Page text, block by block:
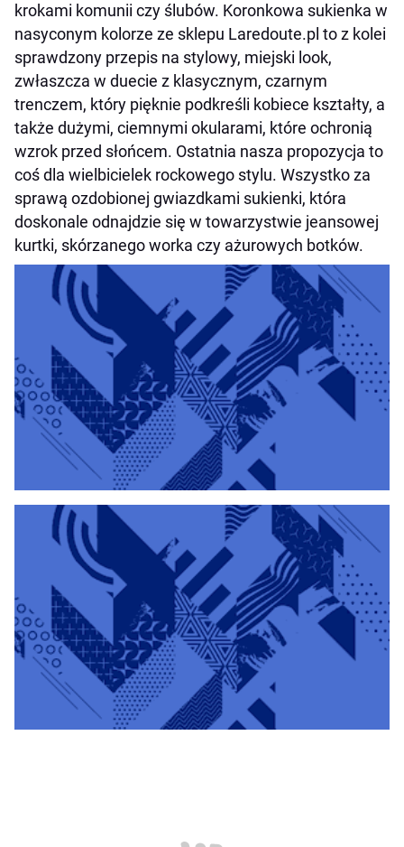
krokami komunii czy ślubów. Koronkowa sukienka w
nasyconym kolorze ze sklepu Laredoute.pl to z kolei
sprawdzony przepis na stylowy, miejski look,
zwłaszcza w duecie z klasycznym, czarnym
trenczem, który pięknie podkreśli kobiece kształty, a
także dużymi, ciemnymi okularami, które ochronią
wzrok przed słońcem. Ostatnia nasza propozycja to
coś dla wielbicielek rockowego stylu. Wszystko za
sprawą ozdobionej gwiazdkami sukienki, która
doskonale odnajdzie się w towarzystwie jeansowej
kurtki, skórzanego worka czy ażurowych botków.